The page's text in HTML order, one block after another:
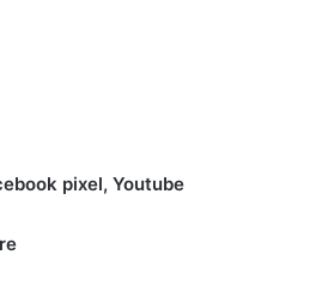
pixel, Youtube